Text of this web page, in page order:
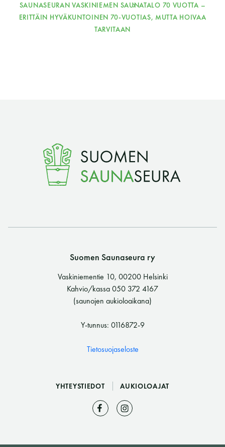
SAUNASEURAN VASKINIEMEN SAUNATALO 70 VUOTTA –
ERITTÄIN HYVÄKUNTOINEN 70-VUOTIAS, MUTTA HOIVAA
TARVITAAN
Suomen Saunaseura ry
Vaskiniementie 10, 00200 Helsinki
Kahvio/kassa 050 372 4167
(saunojen aukioloaikana)
Y-tunnus: 0116872-9
Tietosuojaseloste
YHTEYSTIEDOT AUKIOLOAJAT